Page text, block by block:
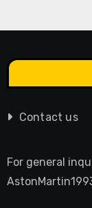
Contact us
For general